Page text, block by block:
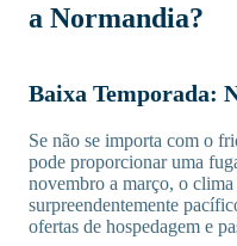
a Normandia?
Baixa Temporada:
Se não se importa com o
pode proporcionar uma
novembro a março, o
surpreendentemente
ofertas de hospedagem e